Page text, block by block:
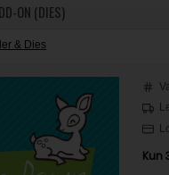
ON (DIES)
& Dies